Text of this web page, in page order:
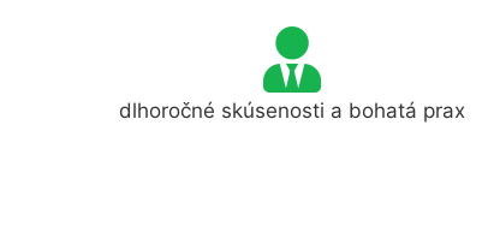
dlhoročné skúsenosti a bohatá prax